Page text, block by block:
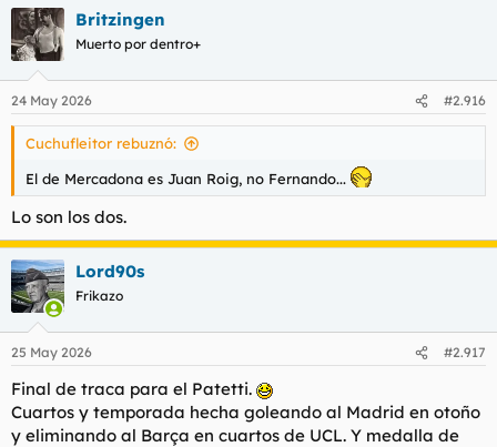
Britzingen
Muerto por dentro+
24 May 2026 #2.916
Cuchufleitor rebuznó:
El de Mercadona es Juan Roig, no Fernando...
Lo son los dos.
Lord90s
Frikazo
25 May 2026 #2.917
Final de traca para el Patetti.
Cuartos y temporada hecha goleando al Madrid en otoño
y eliminando al Barça en cuartos de UCL. Y medalla de